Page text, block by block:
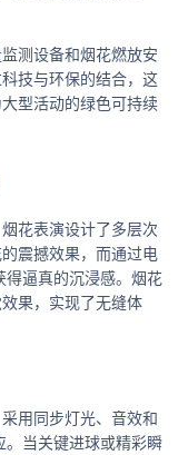
测设备和烟花燃放安
技与环保的结合，这
型活动的绿色可持续
花表演设计了多层次
震撼效果，而通过电
得逼真的沉浸感。烟花
果，实现了无缝体
用同步灯光、音效和
当关键进球或精彩瞬